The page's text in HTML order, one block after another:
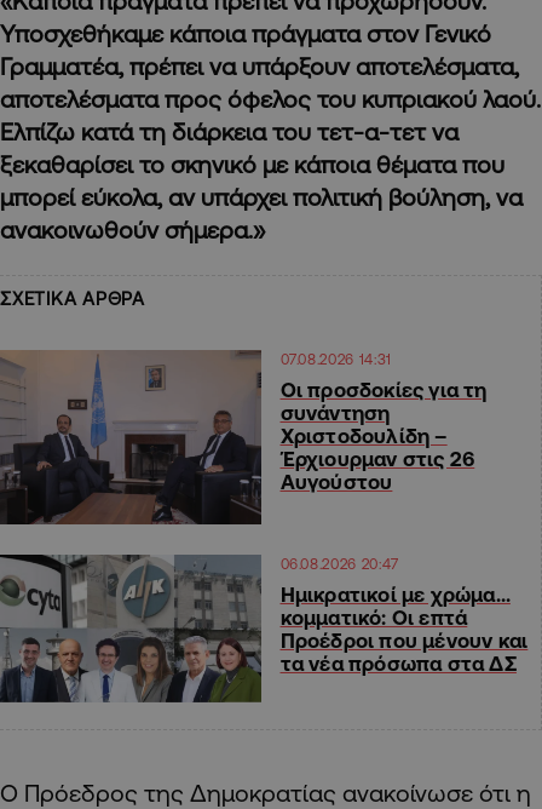
Υποσχεθήκαμε κάποια πράγματα στον Γενικό
Γραμματέα, πρέπει να υπάρξουν αποτελέσματα,
αποτελέσματα προς όφελος του κυπριακού λαού.
Ελπίζω κατά τη διάρκεια του τετ-α-τετ να
ξεκαθαρίσει το σκηνικό με κάποια θέματα που
μπορεί εύκολα, αν υπάρχει πολιτική βούληση, να
ανακοινωθούν σήμερα.»
ΣΧΕΤΙΚΑ ΑΡΘΡΑ
07.08.2026 14:31
Οι προσδοκίες για τη
συνάντηση
Χριστοδουλίδη –
Έρχιουρμαν στις 26
Αυγούστου
06.08.2026 20:47
Ημικρατικοί με χρώμα…
κομματικό: Οι επτά
Προέδροι που μένουν και
τα νέα πρόσωπα στα ΔΣ
Ο Πρόεδρος της Δημοκρατίας ανακοίνωσε ότι η